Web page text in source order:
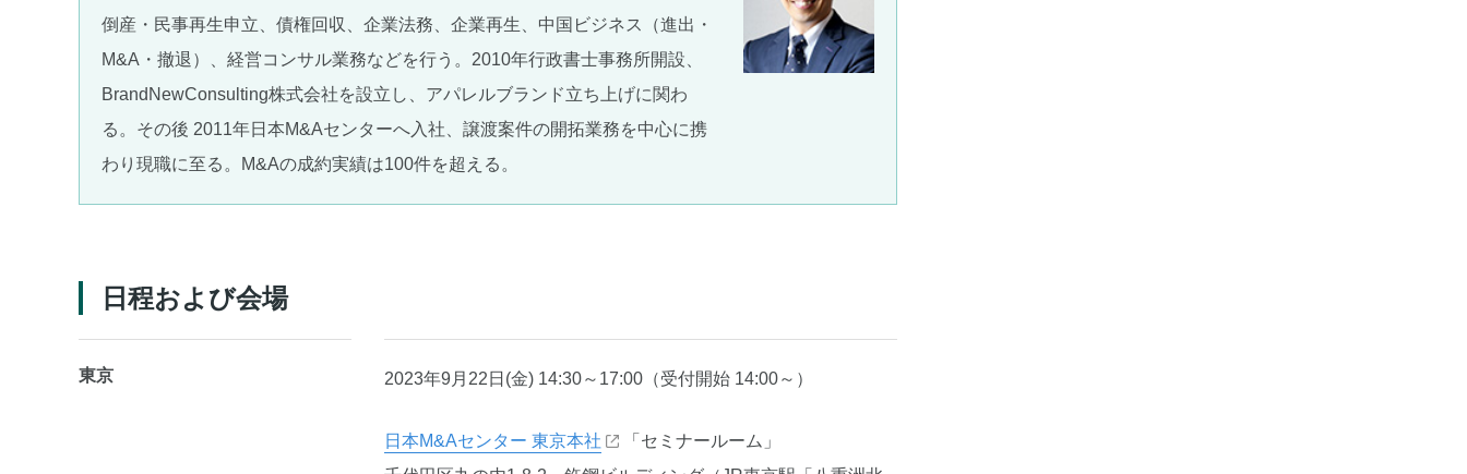
倒産・民事再生申立、債権回収、企業法務、企業再生、中国ビジネス（進出・
M&A・撤退）、経営コンサル業務などを行う。2010年行政書士事務所開設、
BrandNewConsulting株式会社を設立し、アパレルブランド立ち上げに関わ
る。その後 2011年日本M&Aセンターへ入社、譲渡案件の開拓業務を中心に携
わり現職に至る。M&Aの成約実績は100件を超える。
日程および会場
東京 2023年9月22日(金) 14:30～17:00（受付開始 14:00～）
日本M&Aセンター 東京本社
「セミナールーム」